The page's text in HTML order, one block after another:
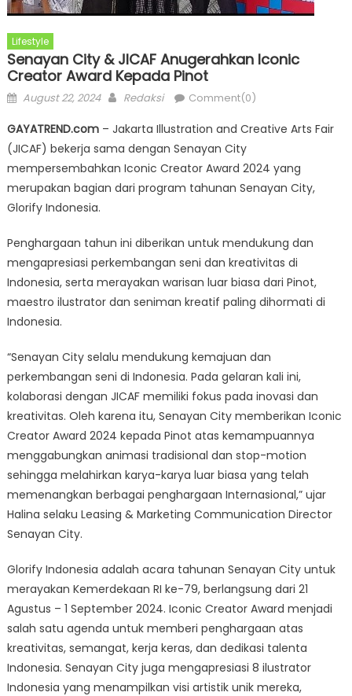
Lifestyle
Senayan City & JICAF Anugerahkan Iconic
Creator Award Kepada Pinot
Posted
August 22, 2024 Author
Redaksi Comment(0)
GAYATREND.com– Jakarta Illustration and Creative Arts Fair
(JICAF) bekerja sama dengan Senayan City
mempersembahkan Iconic Creator Award 2024 yang
merupakan bagian dari program tahunan Senayan City,
Glorify Indonesia.
Penghargaan tahun ini diberikan untuk mendukung dan
mengapresiasi perkembangan seni dan kreativitas di
Indonesia, serta merayakan warisan luar biasa dari Pinot,
maestro ilustrator dan seniman kreatif paling dihormati di
Indonesia.
“Senayan City selalu mendukung kemajuan dan
perkembangan seni di Indonesia. Pada gelaran kali ini,
kolaborasi dengan JICAF memiliki fokus pada inovasi dan
kreativitas. Oleh karena itu, Senayan City memberikan Iconic
Creator Award 2024 kepada Pinot atas kemampuannya
menggabungkan animasi tradisional dan stop-motion
sehingga melahirkan karya-karya luar biasa yang telah
memenangkan berbagai penghargaan Internasional,” ujar
Halina selaku Leasing & Marketing Communication Director
Senayan City.
Glorify Indonesia adalah acara tahunan Senayan City untuk
merayakan Kemerdekaan RI ke-79, berlangsung dari 21
Agustus – 1 September 2024. Iconic Creator Award menjadi
salah satu agenda untuk memberi penghargaan atas
kreativitas, semangat, kerja keras, dan dedikasi talenta
Indonesia. Senayan City juga mengapresiasi 8 ilustrator
Indonesia yang menampilkan visi artistik unik mereka,